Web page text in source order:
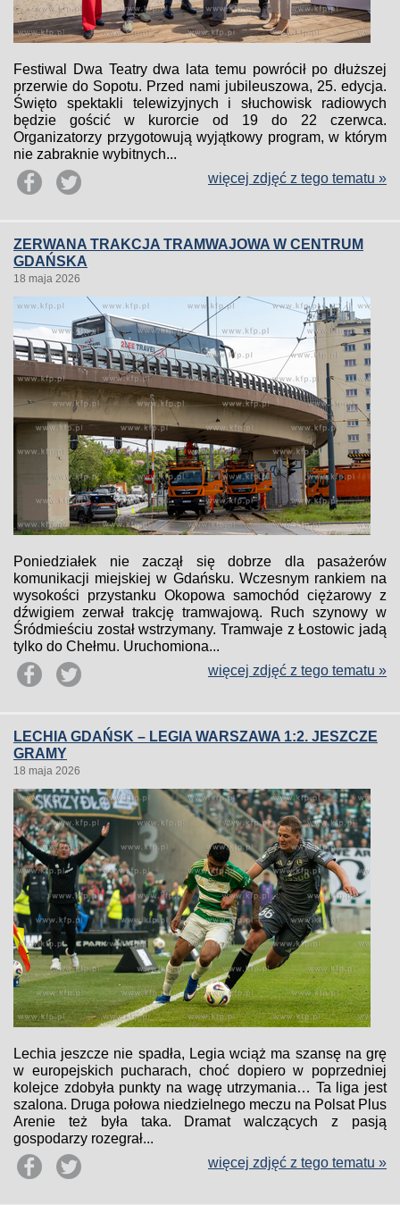
Festiwal Dwa Teatry dwa lata temu powrócił po dłuższej
przerwie do Sopotu. Przed nami jubileuszowa, 25. edycja.
Święto spektakli telewizyjnych i słuchowisk radiowych
będzie gościć w kurorcie od 19 do 22 czerwca.
Organizatorzy przygotowują wyjątkowy program, w którym
nie zabraknie wybitnych...
więcej zdjęć z tego tematu »
ZERWANA TRAKCJA TRAMWAJOWA W CENTRUM
GDAŃSKA
18 maja 2026
Poniedziałek nie zaczął się dobrze dla pasażerów
komunikacji miejskiej w Gdańsku. Wczesnym rankiem na
wysokości przystanku Okopowa samochód ciężarowy z
dźwigiem zerwał trakcję tramwajową. Ruch szynowy w
Śródmieściu został wstrzymany. Tramwaje z Łostowic jadą
tylko do Chełmu. Uruchomiona...
więcej zdjęć z tego tematu »
LECHIA GDAŃSK – LEGIA WARSZAWA 1:2. JESZCZE
GRAMY
18 maja 2026
Lechia jeszcze nie spadła, Legia wciąż ma szansę na grę
w europejskich pucharach, choć dopiero w poprzedniej
kolejce zdobyła punkty na wagę utrzymania… Ta liga jest
szalona. Druga połowa niedzielnego meczu na Polsat Plus
Arenie też była taka. Dramat walczących z pasją
gospodarzy rozegrał...
więcej zdjęć z tego tematu »